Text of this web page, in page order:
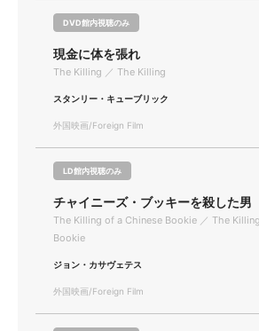
DVD館内視聴のみ
現金に体を張れ
The Killing ／ The Killing
スタンリー・キューブリック
外国映画/Foreign Film
LD館内視聴のみ
チャイニーズ・ブッキーを殺した男
The Killing of a Chinese Bookie ／ The
Bookie
ジョン・カサヴェテス
外国映画/Foreign Film